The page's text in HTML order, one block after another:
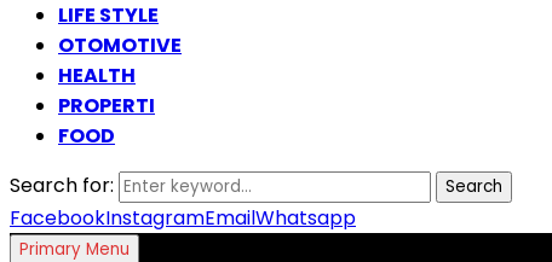
LIFE STYLE
OTOMOTIVE
HEALTH
PROPERTI
FOOD
Search for:
Search
FacebookInstagramEmailWhatsapp
Primary Menu